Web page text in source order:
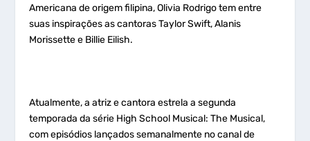
Americana de origem filipina, Olivia Rodrigo tem entre
suas inspirações as cantoras Taylor Swift, Alanis
Morissette e Billie Eilish.
Atualmente, a atriz e cantora estrela a segunda
temporada da série High School Musical: The Musical,
com episódios lançados semanalmente no canal de